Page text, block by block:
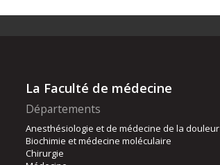
La Faculté de médecine
Départements
Anesthésiologie et de médecine de la douleur
Biochimie et médecine moléculaire
Chirurgie